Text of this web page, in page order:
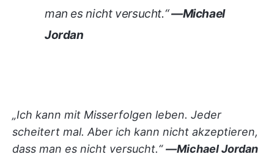
man es nicht versucht.“—Michael
Jordan
„Ich kann mit Misserfolgen leben. Jeder
scheitert mal. Aber ich kann nicht akzeptieren,
dass man es nicht versucht.“—Michael Jordan